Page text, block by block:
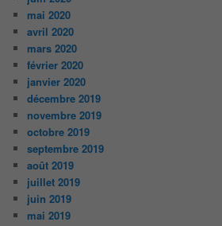
mai 2020
avril 2020
mars 2020
février 2020
janvier 2020
décembre 2019
novembre 2019
octobre 2019
septembre 2019
août 2019
juillet 2019
juin 2019
mai 2019